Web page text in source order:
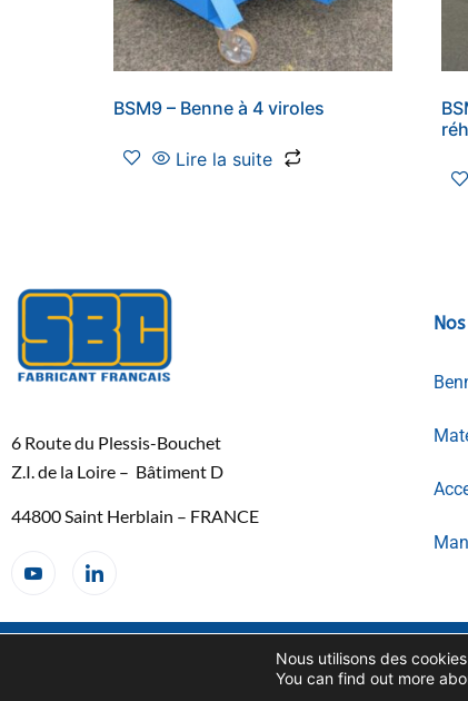
BSM9 – Benne à 4 viroles
Lire la suite
6 Route du Plessis-Bouchet
Z.I. de la Loire – Bâtiment D
44800 Saint Herblain – FRANCE
CONDITIONS GENERALES
VENTES
Nous utilisons des
You can find out more